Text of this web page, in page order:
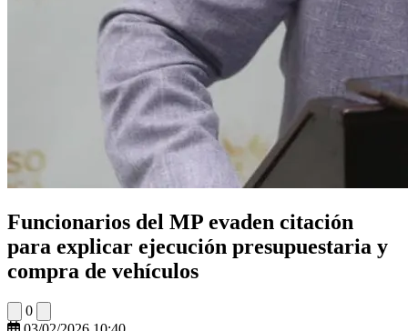
Funcionarios del MP evaden citación
para explicar ejecución presupuestaria y
compra de vehículos
0